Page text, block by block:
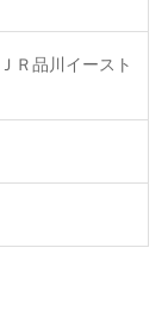
Ｒ品川イースト